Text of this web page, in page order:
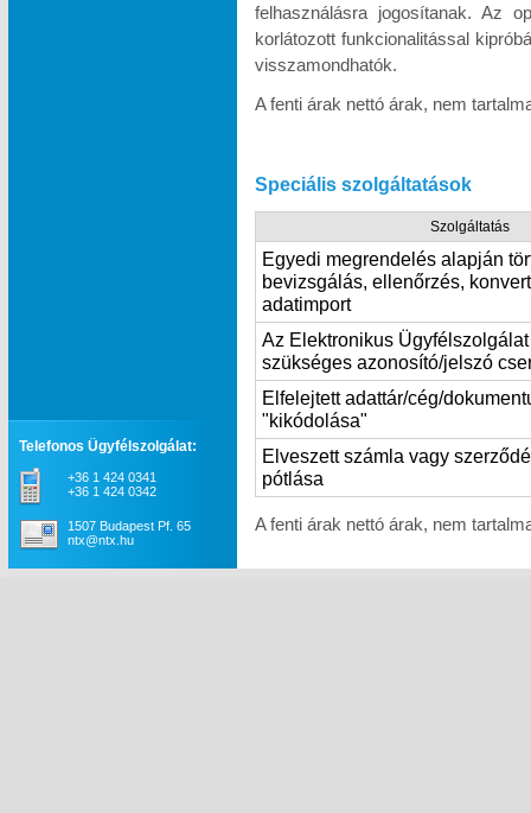
felhasználásra jogosítanak. Az
korlátozott funkcionalitással
visszamondhatók.
A fenti árak nettó árak, nem
Speciális szolgáltatások
Szolgáltatás
Egyedi megrendelés alapján
bevizsgálás, ellenőrzés,
adatimport
Az Elektronikus
szükséges azonosító/jelszó
Elfelejtett adattár/cég/
"kikódolása"
Elveszett számla vagy
pótlása
A fenti árak nettó árak, nem
Telefonos Ügyfélszolgálat:
+36 1 424 0341
+36 1 424 0342
1507 Budapest Pf. 65
ntx@ntx.hu